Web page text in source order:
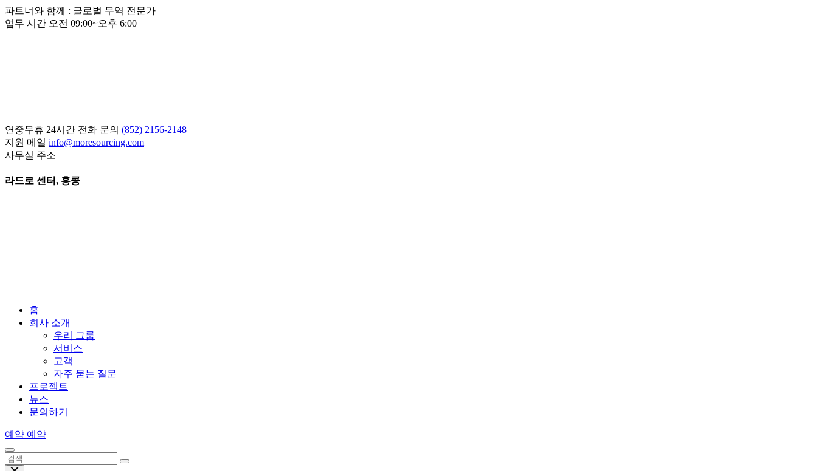
파트너와 함께 : 글로벌 무역 전문가
업무 시간 오전 09:00~오후 6:00
연중무휴 24시간 전화 문의 (852) 2156-2148
지원 메일 info@moresourcing.com
사무실 주소
라드로 센터, 홍콩
홈
회사 소개
우리 그룹
서비스
고객
자주 묻는 질문
프로젝트
뉴스
문의하기
예약 예약